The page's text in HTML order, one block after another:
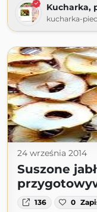
Kucharka,
kucharka-
24 września 2014
Suszone
136 0